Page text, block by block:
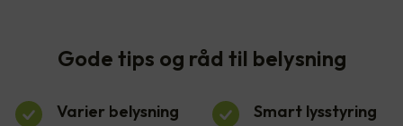
Gode tips og råd til belysning
Varier belysning Smart lysstyring